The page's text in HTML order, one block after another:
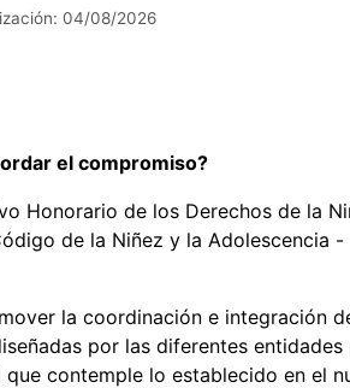
04/08/2026
el compromiso?
Honorario de los Derechos de la
de la Niñez y la Adolescencia
la coordinación e integración
por las diferentes
contemple lo establecido en el